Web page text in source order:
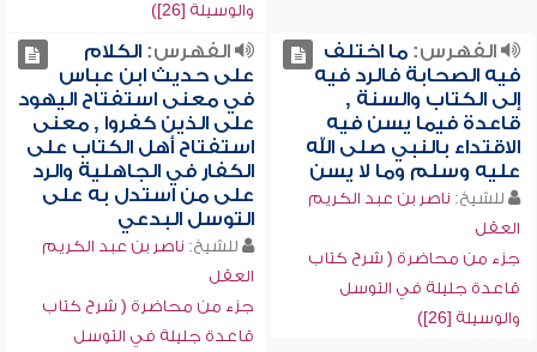
والوسيلة [26])
الفهرس:ما اختلف
فيه الصحابة فالرد فيه
إلى الكتاب والسنة ,
قاعدة فيما يسن فيه
الاقتداء بالنبي صلى الله
عليه وسلم وما لا يسن
للشيخ: ناصر بن عبد الكريم
العقل
جزء من محاضرة ( شرح كتاب
قاعدة جليلة في التوسل
والوسيلة [26])
الفهرس:الكلام
على حديث ابن عباس
في معنى استفتاح اليهود
على الذين كفروا , معنى
استفتاح أهل الكتاب على
الكفار في الجاهلية والرد
على من استدل به على
التوسل البدعي
للشيخ: ناصر بن عبد الكريم
العقل
جزء من محاضرة ( شرح كتاب
قاعدة جليلة في التوسل